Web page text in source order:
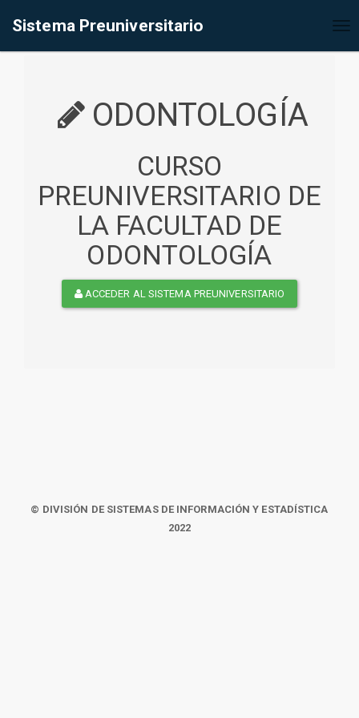
Sistema Preuniversitario
ODONTOLOGÍA
CURSO
PREUNIVERSITARIO DE
LA FACULTAD DE
ODONTOLOGÍA
ACCEDER AL SISTEMA PREUNIVERSITARIO
© DIVISIÓN DE SISTEMAS DE INFORMACIÓN Y ESTADÍSTICA
2022